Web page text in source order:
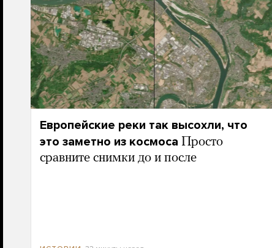
Европейские реки так высохли, что
это заметно из космоса Просто
сравните снимки до и после